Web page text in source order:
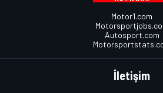
Motor1.com
Autosport.com
İletişim